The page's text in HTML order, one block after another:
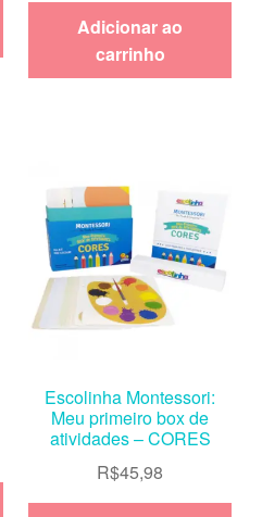
Adicionar ao
carrinho
Escolinha Montessori:
Meu primeiro box de
atividades – CORES
R$45,98